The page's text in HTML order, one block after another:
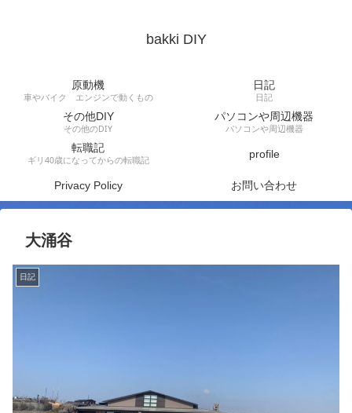
bakki DIY
原動機
車やバイク エンジンで動くもの
日記
日記
その他DIY
その他のDIY
パソコンや周辺機器
パソコンや周辺機器
転職記
ギリ40歳になってからの転職記 profile
Privacy Policy お問い合わせ
大涌谷
日記